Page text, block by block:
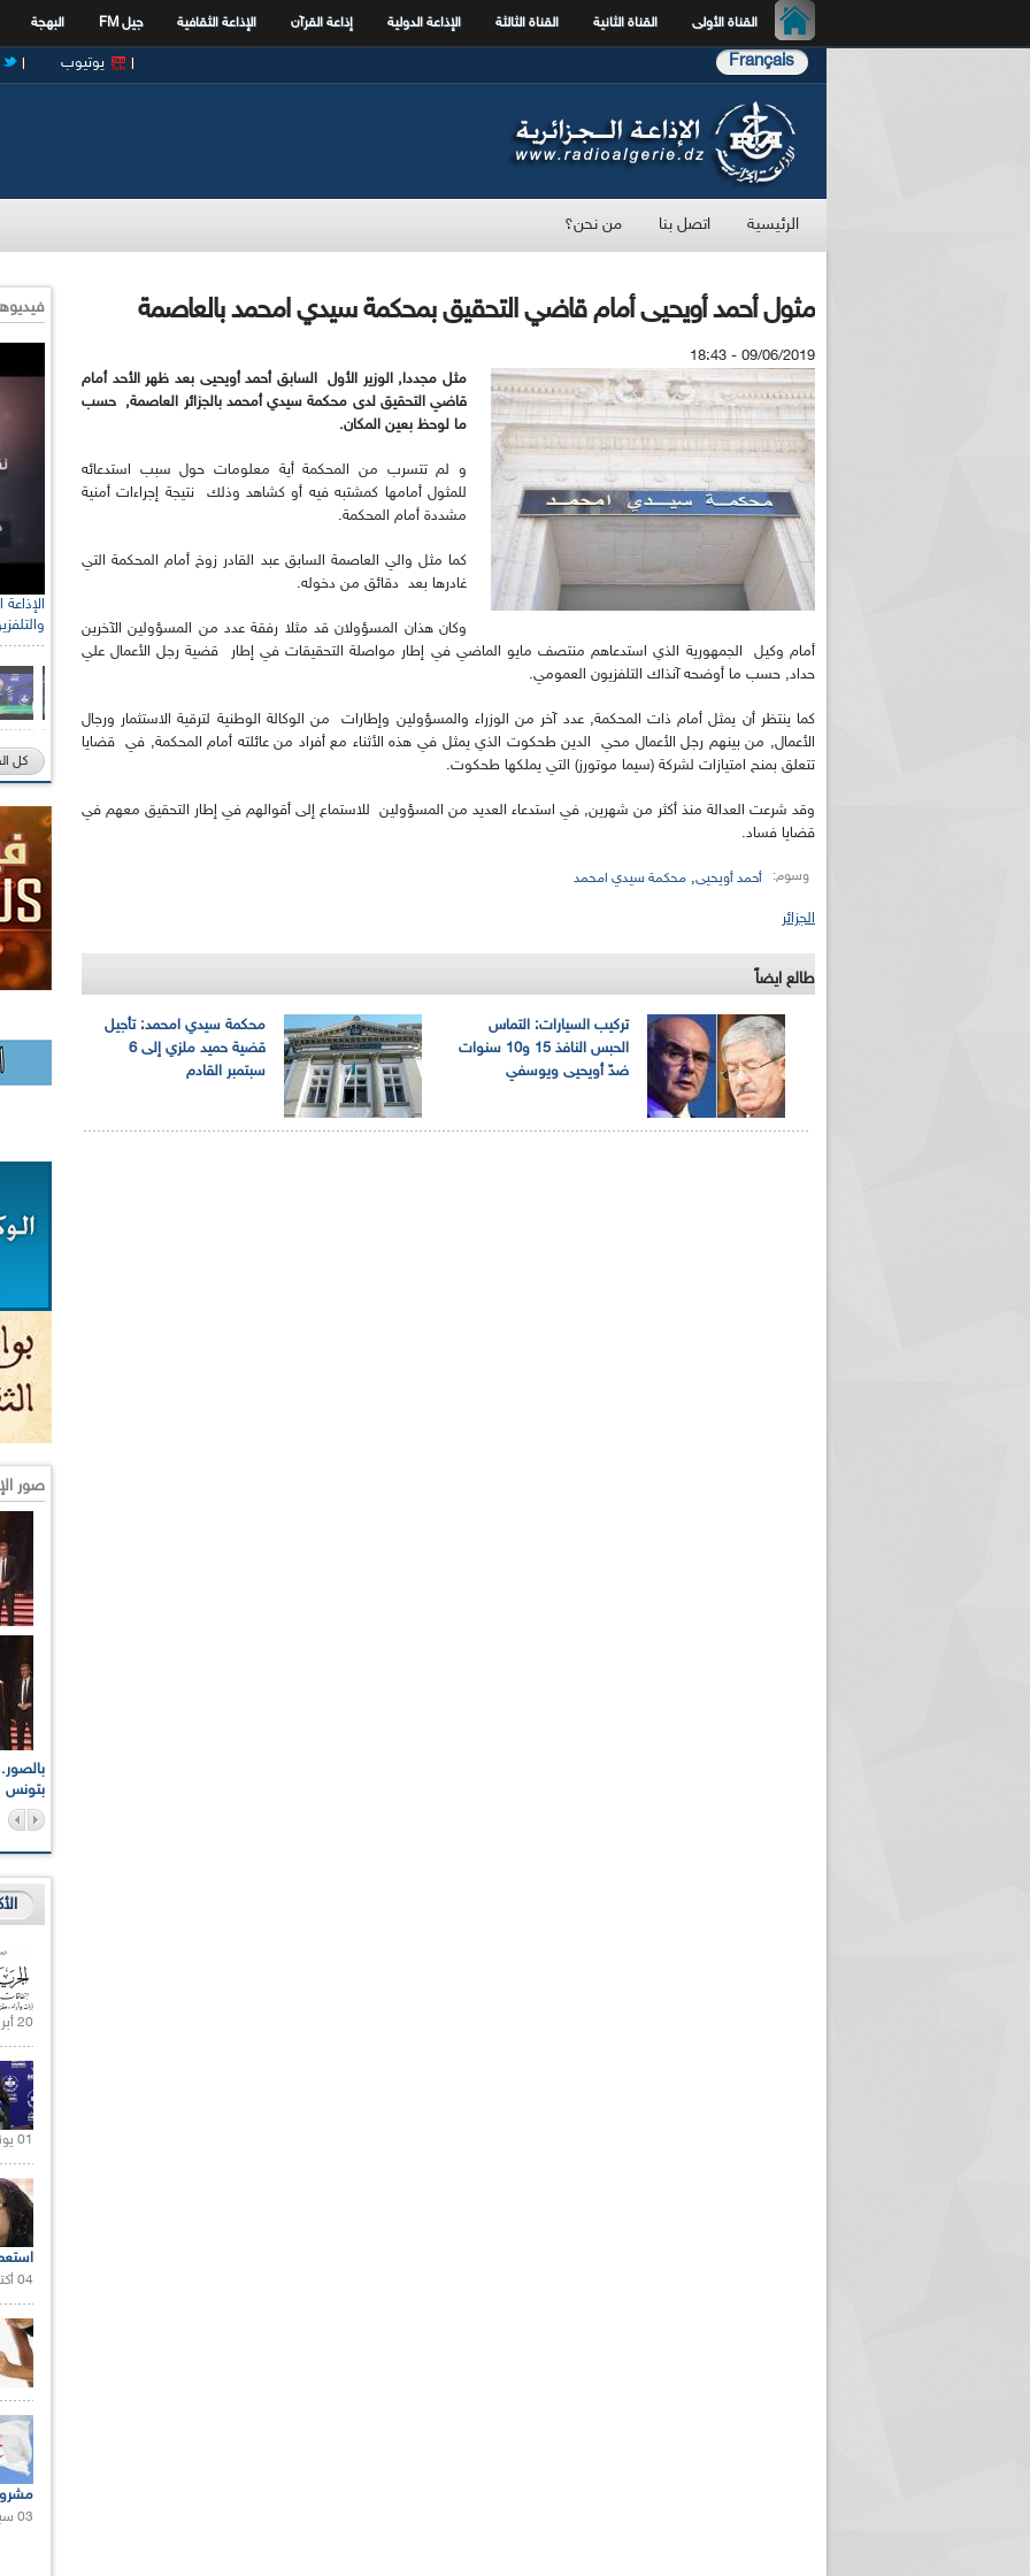
القناة الأولى القناة الثانية القناة الثالثة الإذاعة الدولية إذاعة القرآن الإذاعة الثقافية جيل FM البهجة
Français يوتيوب
الرئيسية اتصل بنا من نحن؟
مثول أحمد أويحيى أمام قاضي التحقيق بمحكمة سيدي امحمد بالعاصمة
09/06/2019 - 18:43
مثل مجددا, الوزير الأول السابق أحمد أويحيى بعد ظهر الأحد أمام
قاضي التحقيق لدى محكمة سيدي أمحمد بالجزائر العاصمة, حسب
ما لوحظ بعين المكان.
و لم تتسرب من المحكمة أية معلومات حول سبب استدعائه
للمثول أمامها كمشتبه فيه أو كشاهد وذلك نتيجة إجراءات أمنية
مشددة أمام المحكمة.
كما مثل والي العاصمة السابق عبد القادر زوخ أمام المحكمة التي
غادرها بعد دقائق من دخوله.
وكان هذان المسؤولان قد مثلا رفقة عدد من المسؤولين الآخرين
أمام وكيل الجمهورية الذي استدعاهم منتصف مايو الماضي في إطار مواصلة التحقيقات في إطار قضية رجل الأعمال علي
حداد, حسب ما أوضحه آنذاك التلفزيون العمومي.
كما ينتظر أن يمثل أمام ذات المحكمة, عدد آخر من الوزراء والمسؤولين وإطارات من الوكالة الوطنية لترقية الاستثمار ورجال
الأعمال, من بينهم رجل الأعمال محي الدين طحكوت الذي يمثل في هذه الأثناء مع أفراد من عائلته أمام المحكمة, في قضايا
تتعلق بمنح امتيازات لشركة (سيما موتورز) التي يملكها طحكوت.
وقد شرعت العدالة منذ أكثر من شهرين, في استدعاء العديد من المسؤولين للاستماع إلى أقوالهم في إطار التحقيق معهم في
قضايا فساد.
وسوم: أحمد أويحيى, محكمة سيدي امحمد
الجزائر
طالع ايضاً
محكمة سيدي امحمد: تأجيل
قضية حميد ملزي إلى 6
سبتمبر القادم
تركيب السيارات: التماس
الحبس النافذ 15 و10 سنوات
ضدّ أويحيى ويوسفي
كل
صور
بتونس
20 أبريل 2021 |
01 يونيو 2021 |
04 أكتوبر 2020 |
03 سبتمبر 2020 |